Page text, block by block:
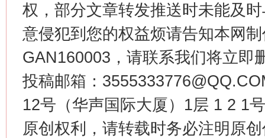
权，部分文章转发推送时未能及
意侵犯到您的权益烦请告知本网
GAN160003，请联系我们将立即
投稿邮箱：
12号（华声国际大厦）1层 1 2 1
原创权利，请转载时务必注明原
在谋一域中谋全局
今